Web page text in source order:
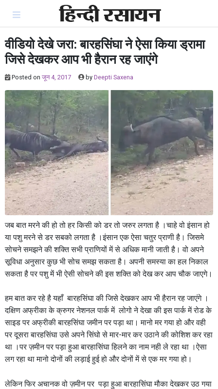
content
वीडियो देखे जरा: बारहसिंघा ने ऐसा किया ड्रामा
जिसे देखकर आप भी हैरान रह जाएंगे
Posted on जून 4, 2017 by Deepti Saxena
जब बात मरने की हो तो हर किसी को डर तो जरुर लगता है ।चाहे वो इंसान हो
या पशु मरने से डर सबको लगता है ।इंसान एक ऐसा चतुर प्राणी है। जिसमे
सोचने समझने की शक्ति सभी प्राणियों में से अधिक मानी जाती है। वो अपने
सूविधा अनुसार कुछ भी सोच समझ सकता है। अपनी समस्या का हल निकाल
सकता है पर पशु में भी ऐसी सोचने की इस शक्ति को देख कर आप चौक जाएगे।
हम बात कर रहे है यहाँ बारहसिंघा की जिसे देखकर आप भी हैरान रह जाएंगे ।
दक्षिण अफ्रीका के क्रुगर नेशनल पार्क में लोगो ने देखा की इस पार्क में रोड के
साइड पर अफ्रीकी बारहसिंघा जमीन पर पड़ा था। मानो मर गया हो और वही
पर दूसरा बारहसिंघा उसे अपने सिंघो से मार-मार कर उठाने की कोशिश कर रहा
था ।पर ज़मीन पर पड़ा हुआ बारहासिंघा हिलने का नाम नही ले रहा था ।ऐसा
लग रहा था मानो दोनों की लड़ाई हुई हो और दोनों में से एक मर गया हो।
लेकिन फिर अचानक वो ज़मीन पर पड़ा हुआ बारहासिंघा मौका देखकर उठ गया